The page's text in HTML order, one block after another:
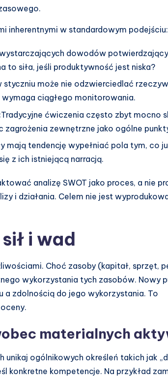
inherentnymi w standardowym podejściu:
dowodów
to siła, jeśli produktywność jest niska?
styczniu może nie odzwierciedlać
ciągłego monitorowania.
Tradycyjne ćwiczenia często zbyt mocno
zagrożenia zewnętrzne jako ogólne
mają tendencję wypełniać pola tym, co
z ich istniejącą narracją.
analizę SWOT jako proces, a nie
i działania. Celem nie jest
i wad
Choć zasoby (kapitał, sprzęt,
wykorzystania tych zasobów. Nowy
a zdolnością do jego wykorzystania. To
materialnych
ogólnikowych określeń takich jak
konkretne kompetencje. Na przykład